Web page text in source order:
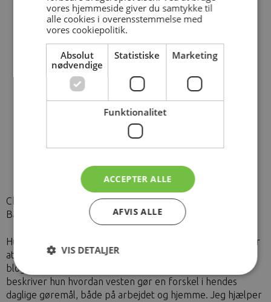
Charlotte er en af de mange patienter jeg hjælper med
Balancevesten.
Hun lever med sclerose og er en ildsjæl, der gør meget for
at hjælpe andre med sclerose. Hun har
bloggen
beskriver hun hvordan vesten gør en forskel i hendes
daglige gøremål, både på arbejdet og hjemme. Jeg hjælper
vores hjemmeside giver du samtykke til
alle cookies i overensstemmelse med
vores cookiepolitik.
Absolut
nødvendige
Statistiske Marketing
Funktionalitet
ACCEPTER ALLE
AFVIS ALLE
VIS DETALJER